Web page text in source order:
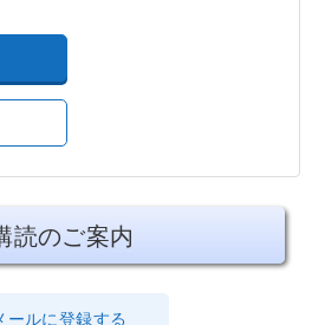
読のご案内
ルに登録する